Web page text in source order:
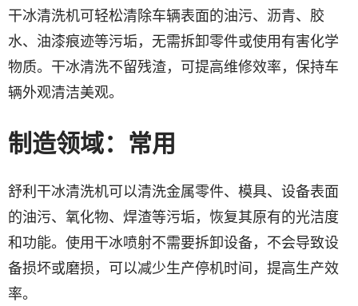
干冰清洗机可轻松清除车辆表面的油污、沥青、胶
水、油漆痕迹等污垢，无需拆卸零件或使用有害化学
物质。干冰清洗不留残渣，可提高维修效率，保持车
辆外观清洁美观。
制造领域：常用
舒利干冰清洗机可以清洗金属零件、模具、设备表面
的油污、氧化物、焊渣等污垢，恢复其原有的光洁度
和功能。使用干冰喷射不需要拆卸设备，不会导致设
备损坏或磨损，可以减少生产停机时间，提高生产效
率。